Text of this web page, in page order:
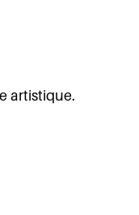
artistique.